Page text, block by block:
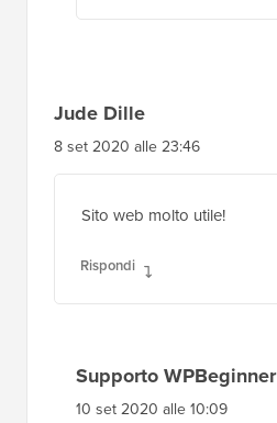
Jude Dille
8 set 2020 alle 23:46
Sito web molto utile!
Rispondi
Supporto WPBeginner
10 set 2020 alle 10:09